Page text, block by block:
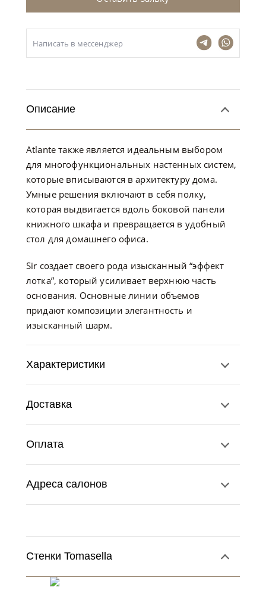
Написать в мессенджер
Описание
Atlante также является идеальным выбором
для многофункциональных настенных систем,
которые вписываются в архитектуру дома.
Умные решения включают в себя полку,
которая выдвигается вдоль боковой панели
книжного шкафа и превращается в удобный
стол для домашнего офиса.
Sir создает своего рода изысканный “эффект
лотка”, который усиливает верхнюю часть
основания. Основные линии объемов
придают композиции элегантность и
изысканный шарм.
Характеристики
Доставка
Оплата
Адреса салонов
Стенки Tomasella